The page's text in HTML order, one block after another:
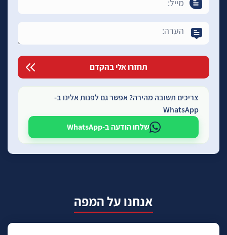
צריכים תשובה מהירה? אפשר גם לפנות אלינו ב-
WhatsApp
שלחו הודעה ב-WhatsApp
אנחנו על המפה